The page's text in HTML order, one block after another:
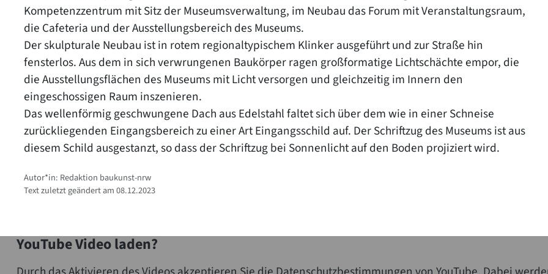
Kompetenzzentrum mit Sitz der Museumsverwaltung, im Neubau das Forum mit Veranstaltungsraum,
die Cafeteria und der Ausstellungsbereich des Museums.
Der skulpturale Neubau ist in rotem regionaltypischem Klinker ausgeführt und zur Straße hin
fensterlos. Aus dem in sich verwrungenen Baukörper ragen großformatige Lichtschächte empor, die
die Ausstellungsflächen des Museums mit Licht versorgen und gleichzeitig im Innern den
eingeschossigen Raum inszenieren.
Das wellenförmig geschwungene Dach aus Edelstahl faltet sich über dem wie in einer Schneise
zurückliegenden Eingangsbereich zu einer Art Eingangsschild auf. Der Schriftzug des Museums ist aus
diesem Schild ausgestanzt, so dass der Schriftzug bei Sonnenlicht auf den Boden projiziert wird.
Autor*in: Redaktion baukunst-nrw
Text zuletzt geändert am 08.12.2023
YouTube Video laden?